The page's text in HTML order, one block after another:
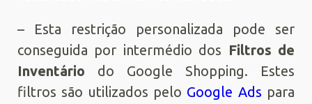
– Esta restrição personalizada pode ser
conseguida por intermédio dos Filtros de
Inventário do Google Shopping. Estes
filtros são utilizados pelo Google Ads para